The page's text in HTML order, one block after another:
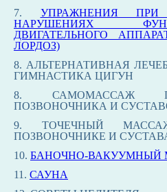
7. УПРАЖНЕНИЯ
НАРУШЕНИЯХ
ДВИГАТЕЛЬНОГО
ЛОРДОЗ)
8. АЛЬТЕРНАТИВНАЯ
ГИМНАСТИКА ЦИГУН
8. САМОМАССАЖ
ПОЗВОНОЧНИКА И
9. ТОЧЕЧНЫЙ
ПОЗВОНОЧНИКЕ И
10. БАНОЧНО-ВАКУУМНЫЙ
11. САУНА